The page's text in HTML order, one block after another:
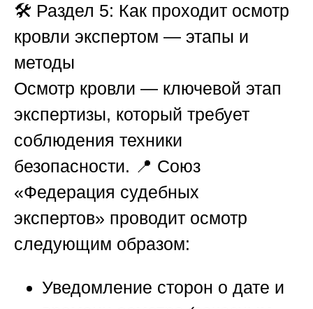
🛠️ Раздел 5: Как проходит осмотр
кровли экспертом — этапы и
методы
Осмотр кровли — ключевой этап
экспертизы, который требует
соблюдения техники
безопасности. 📍 Союз
«Федерация судебных
экспертов» проводит осмотр
следующим образом:
Уведомление сторон о дате и